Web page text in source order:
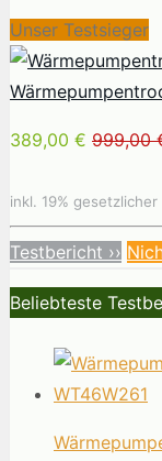
Unser Testsieger
389,00 € 999,00
inkl. 19%
Testbericht ››
Beliebteste